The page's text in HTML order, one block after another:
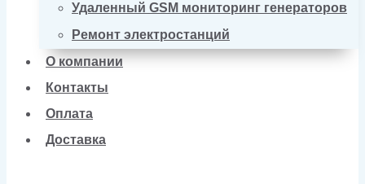
Удаленный GSM мониторинг генераторов
Ремонт электростанций
О компании
Контакты
Оплата
Доставка